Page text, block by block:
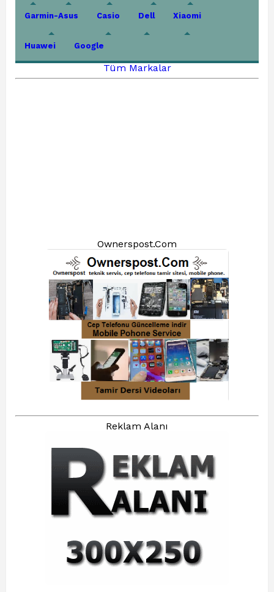
Garmin-Asus Casio Dell Xiaomi
Huawei Google
Tüm Markalar
Ownerspost.Com
Reklam Alanı